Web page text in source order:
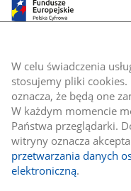
W celu świadczenia
stosujemy pliki
oznacza, że będą one
W każdym momencie
Państwa przeglądarki.
witryny oznacza
przetwarzania danych
elektroniczną.